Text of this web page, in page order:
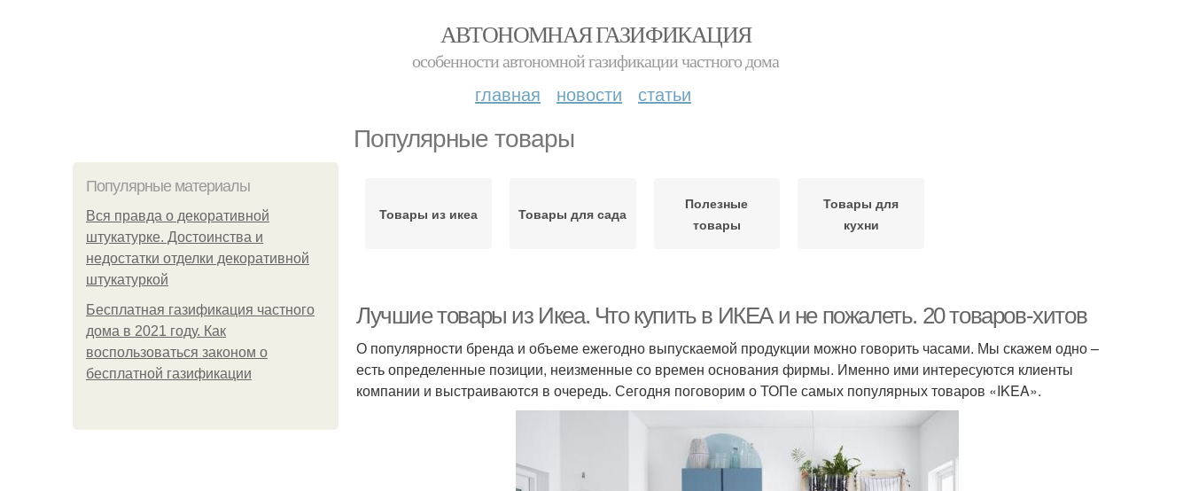
АВТОНОМНАЯ ГАЗИФИКАЦИЯ
особенности автономной газификации частного дома
главная новости статьи
Популярные товары
Популярные материалы
Вся правда о декоративной
штукатурке. Достоинства и
недостатки отделки декоративной
штукатуркой
Бесплатная газификация частного
дома в 2021 году. Как
воспользоваться законом о
бесплатной газификации
Товары из икеа Товары для сада
Полезные
товары
Товары для
кухни
Лучшие товары из Икеа. Что купить в ИКЕА и не пожалеть. 20 товаров-хитов
О популярности бренда и объеме ежегодно выпускаемой продукции можно говорить часами. Мы скажем одно –
есть определенные позиции, неизменные со времен основания фирмы. Именно ими интересуются клиенты
компании и выстраиваются в очередь. Сегодня поговорим о ТОПе самых популярных товаров «IKEA».